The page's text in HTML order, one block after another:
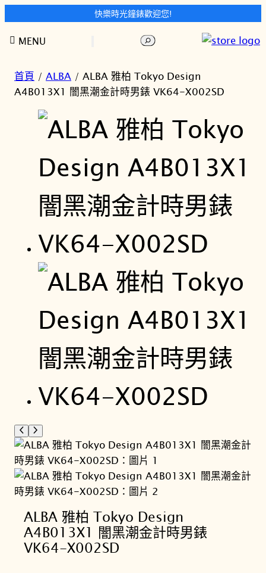
快樂時光鐘錶歡迎您!
至
搜
MENU
首頁 / ALBA / ALBA 雅柏 Tokyo Design
A4B013X1 闇黑潮金計時男錶 VK64-X002SD
ALBA 雅柏 Tokyo Design
A4B013X1 闇黑潮金計時男錶
VK64-X002SD